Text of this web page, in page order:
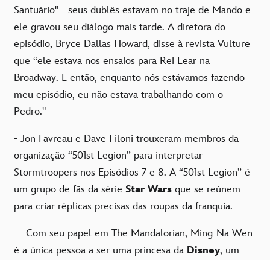
Santuário" - seus dublês estavam no traje de Mando e
ele gravou seu diálogo mais tarde. A diretora do
episódio, Bryce Dallas Howard, disse à revista Vulture
que “ele estava nos ensaios para Rei Lear na
Broadway. E então, enquanto nós estávamos fazendo
meu episódio, eu não estava trabalhando com o
Pedro."
- Jon Favreau e Dave Filoni trouxeram membros da
organização “501st Legion” para interpretar
Stormtroopers nos Episódios 7 e 8. A “501st Legion” é
um grupo de fãs da série Star Wars que se reúnem
para criar réplicas precisas das roupas da franquia.
- Com seu papel em The Mandalorian, Ming-Na Wen
é a única pessoa a ser uma princesa da Disney, um